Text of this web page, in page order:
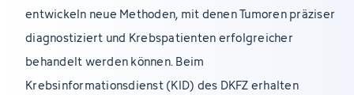
entwickeln neue Methoden, mit denen Tumoren präziser
diagnostiziert und Krebspatienten erfolgreicher
behandelt werden können. Beim
Krebsinformationsdienst (KID) des DKFZ erhalten